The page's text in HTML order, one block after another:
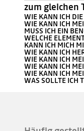
zum gleichen
WIE KANN ICH
WIE KANN ICH
MUSS ICH EIN
WELCHE
KANN ICH MICH
WIE KANN ICH
WIE KANN ICH
WIE KANN ICH
WIE KANN ICH
WAS SOLLTE ICH